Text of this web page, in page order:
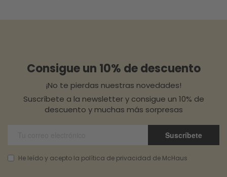
Consigue un 10% de descuento
¡No te pierdas nuestras novedades!
Suscríbete a la newsletter y consigue un 10% de
descuento y muchas más sorpresas
Suscríbete
He leído y acepto la política de privacidad de McHaus